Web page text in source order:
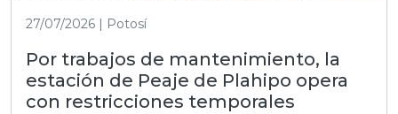
27/07/2026 | Potosí
Por trabajos de mantenimiento, la
estación de Peaje de Plahipo opera
con restricciones temporales